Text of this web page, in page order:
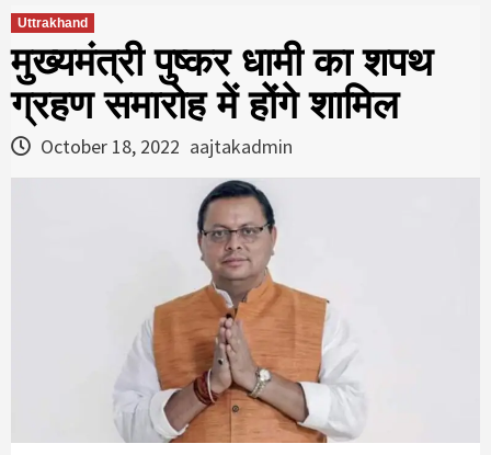
Uttrakhand
मुख्यमंत्री पुष्कर धामी का शपथ
ग्रहण समारोह में होंगे शामिल
October 18, 2022 aajtakadmin